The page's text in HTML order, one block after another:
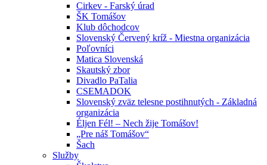
Cirkev - Farský úrad
ŠK Tomášov
Klub dôchodcov
Slovenský Červený kríž - Miestna organizácia
Poľovníci
Matica Slovenská
Skautský zbor
Divadlo PaTalia
CSEMADOK
Slovenský zväz telesne postihnutých - Základná
organizácia
Éljen Fél! – Nech žije Tomášov!
„Pre náš Tomášov“
Šach
Služby